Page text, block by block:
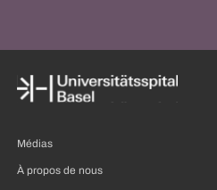
Médias
À propos de nous